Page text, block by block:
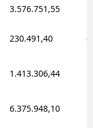
3.576.751,55
230.491,40
1.413.306,44
6.375.948,10